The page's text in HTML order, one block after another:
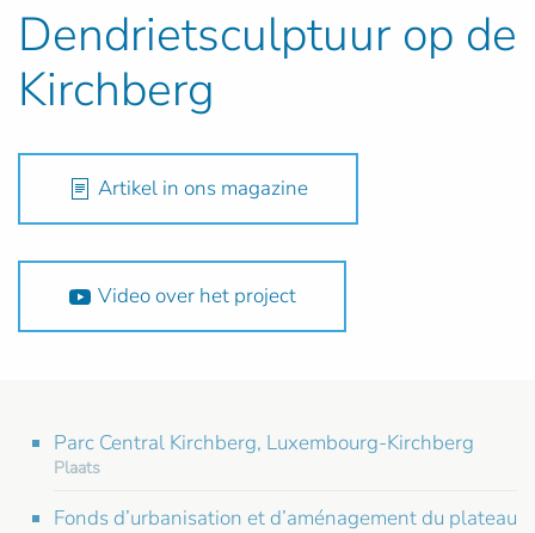
Dendrietsculptuur op de
Kirchberg
Artikel in ons magazine
Video over het project
Parc Central Kirchberg, Luxembourg-Kirchberg
Plaats
Fonds d’urbanisation et d’aménagement du plateau